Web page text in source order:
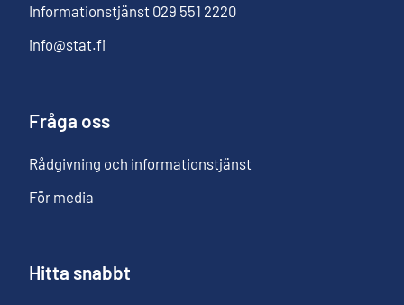
Informationstjänst 029 551 2220
info@stat.fi
Fråga oss
Rådgivning och informationstjänst
För media
Hitta snabbt